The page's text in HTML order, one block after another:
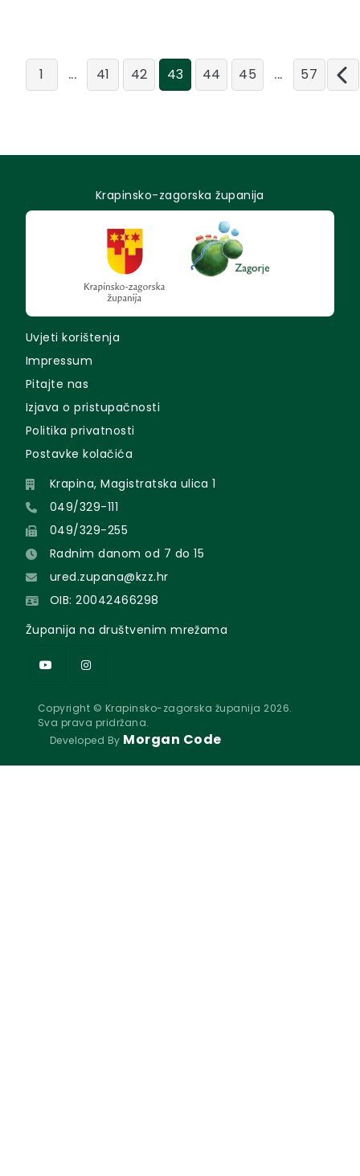
1 ... 41 42 43 44 45 ... 57
Krapinsko-zagorska županija
Uvjeti korištenja
Impressum
Pitajte nas
Izjava o pristupačnosti
Politika privatnosti
Postavke kolačića
Krapina, Magistratska ulica 1
049/329-111
049/329-255
Radnim danom od 7 do 15
ured.zupana@kzz.hr
OIB: 20042466298
Županija na društvenim mrežama
Copyright © Krapinsko-zagorska županija 2026.
Sva prava pridržana.
Developed By Morgan Code